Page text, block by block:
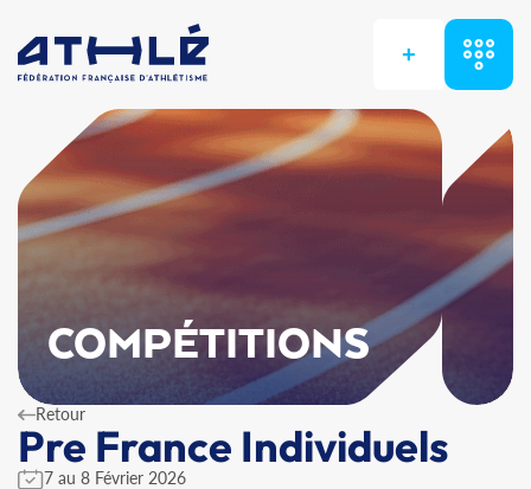
+
COMPÉTITIONS
Retour
Pre France Individuels
7 au 8 Février 2026